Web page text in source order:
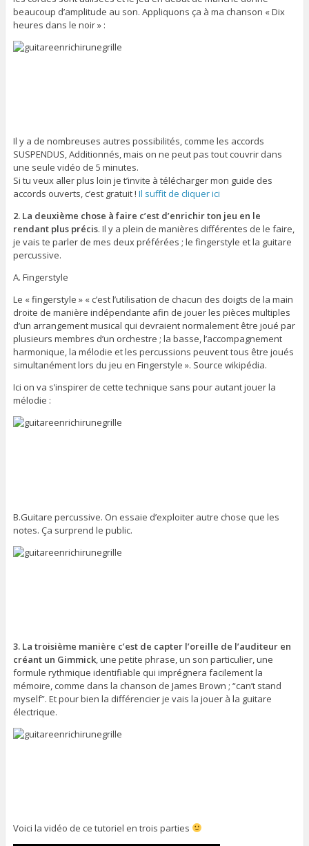
beaucoup d’amplitude au son. Appliquons ça à ma chanson « Dix
heures dans le noir » :
Il y a de nombreuses autres possibilités, comme les accords
SUSPENDUS, Additionnés, mais on ne peut pas tout couvrir dans
une seule vidéo de 5 minutes.
Si tu veux aller plus loin je t’invite à télécharger mon guide des
accords ouverts, c’est gratuit ! Il suffit de cliquer ici
2. La deuxième chose à faire c’est d’enrichir ton jeu en le
rendant plus précis. Il y a plein de manières différentes de le faire,
je vais te parler de mes deux préférées ; le fingerstyle et la guitare
percussive.
A. Fingerstyle
Le « fingerstyle » « c’est l’utilisation de chacun des doigts de la main
droite de manière indépendante afin de jouer les pièces multiples
d’un arrangement musical qui devraient normalement être joué par
plusieurs membres d’un orchestre ; la basse, l’accompagnement
harmonique, la mélodie et les percussions peuvent tous être joués
simultanément lors du jeu en Fingerstyle ». Source wikipédia.
Ici on va s’inspirer de cette technique sans pour autant jouer la
mélodie :
B.Guitare percussive. On essaie d’exploiter autre chose que les
notes. Ça surprend le public.
3. La troisième manière c’est de capter l’oreille de l’auditeur en
créant un Gimmick, une petite phrase, un son particulier, une
formule rythmique identifiable qui imprégnera facilement la
mémoire, comme dans la chanson de James Brown ; “can’t stand
myself”. Et pour bien la différencier je vais la jouer à la guitare
électrique.
Voici la vidéo de ce tutoriel en trois parties